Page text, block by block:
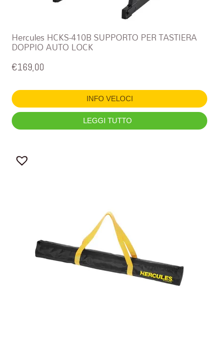
Hercules HCKS-410B SUPPORTO PER TASTIERA
DOPPIO AUTO LOCK
€169,00
INFO VELOCI
LEGGI TUTTO